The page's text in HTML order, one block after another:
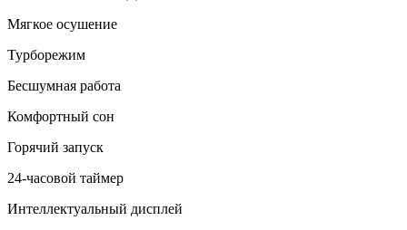
Мягкое осушение
Турборежим
Бесшумная работа
Комфортный сон
Горячий запуск
24-часовой таймер
Интеллектуальный дисплей